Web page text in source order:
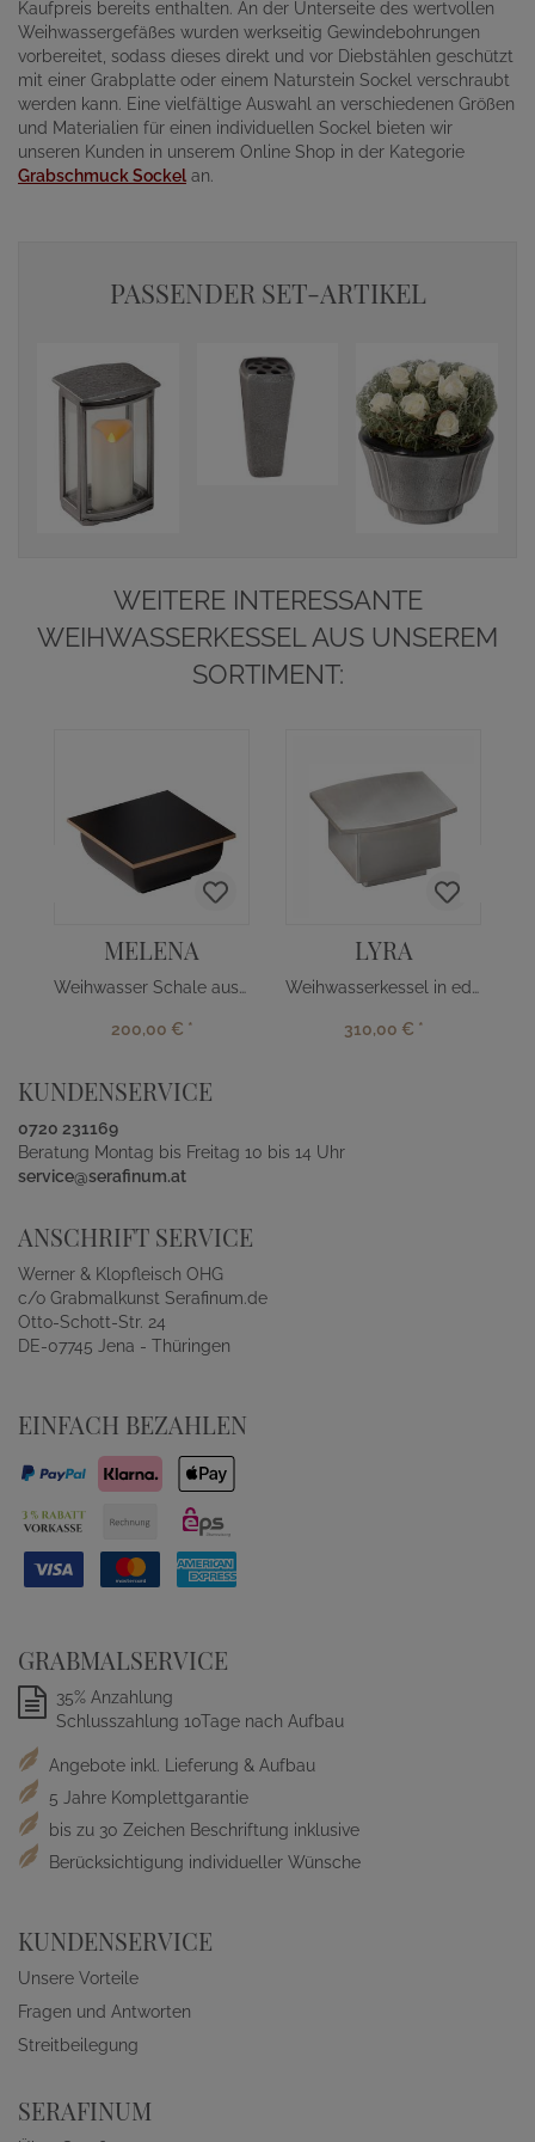
Kaufpreis bereits enthalten. An der Unterseite des wertvollen
Weihwassergefäßes wurden werkseitig Gewindebohrungen
vorbereitet, sodass dieses direkt und vor Diebstählen geschützt
mit einer Grabplatte oder einem Naturstein Sockel verschraubt
werden kann. Eine vielfältige Auswahl an verschiedenen Größen
und Materialien für einen individuellen Sockel bieten wir
unseren Kunden in unserem Online Shop in der Kategorie
Grabschmuck Sockel an.
PASSENDER SET-ARTIKEL
WEITERE INTERESSANTE
WEIHWASSERKESSEL AUS UNSEREM
SORTIMENT:
MELENA
Weihwasser Schale aus Bronze dunkel
200,00 € *
LYRA
Weihwasserkessel in edlem Edelstahl
310,00 € *
KUNDENSERVICE
0720 231169
Beratung Montag bis Freitag 10 bis 14 Uhr
service@serafinum.at
ANSCHRIFT SERVICE
Werner & Klopfleisch OHG
c/o Grabmalkunst Serafinum.de
Otto-Schott-Str. 24
DE-07745 Jena - Thüringen
EINFACH BEZAHLEN
GRABMALSERVICE
35% Anzahlung
Schlusszahlung 10Tage nach Aufbau
Angebote inkl. Lieferung & Aufbau
5 Jahre Komplettgarantie
bis zu 30 Zeichen Beschriftung inklusive
Berücksichtigung individueller Wünsche
KUNDENSERVICE
Unsere Vorteile
Fragen und Antworten
Streitbeilegung
SERAFINUM